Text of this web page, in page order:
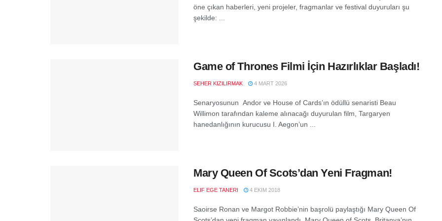
öne çıkan haberleri, yeni projeler, fragmanlar ve festival duyuruları şu
şekilde: ...
Game of Thrones Filmi İçin Hazırlıklar Başladı!
SEHER KIZILIRMAK 4 MART 2026
Senaryosunun Andor ve House of Cards’ın ödüllü senaristi Beau
Willimon tarafından kaleme alınacağı duyurulan film, Targaryen
hanedanlığının kurucusu I. Aegon’un ...
Mary Queen Of Scots’dan Yeni Fragman!
ELIF EGE TANERI 4 EKIM 2018
Saoirse Ronan ve Margot Robbie’nin başrolü paylaştığı Mary Queen Of